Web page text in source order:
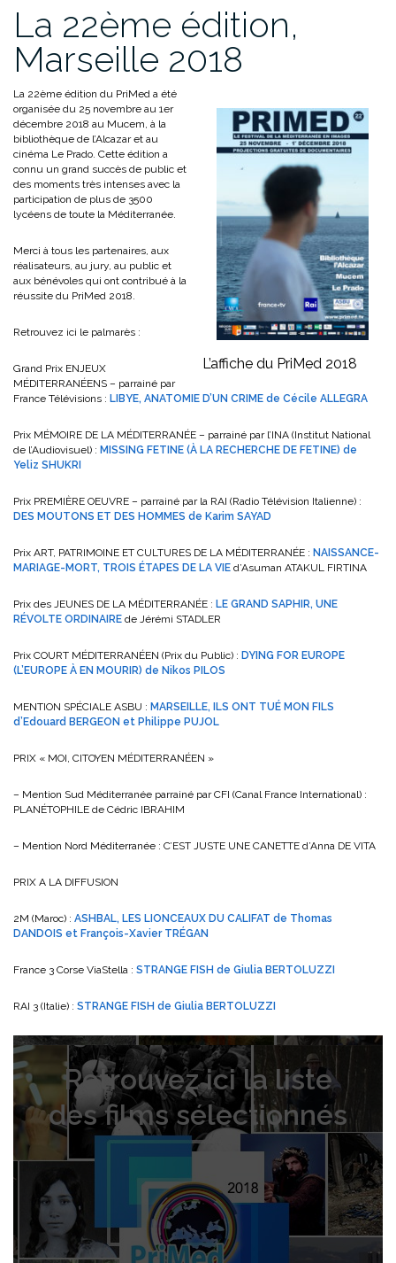
La 22ème édition,
Marseille 2018
L’affiche du PriMed 2018
La 22ème édition du PriMed a été
organisée du 25 novembre au 1er
décembre 2018 au Mucem, à la
bibliothèque de l’Alcazar et au
cinéma Le Prado. Cette édition a
connu un grand succès de public et
des moments très intenses avec la
participation de plus de 3500
lycéens de toute la Méditerranée.
Merci à tous les partenaires, aux
réalisateurs, au jury, au public et
aux bénévoles qui ont contribué à la
réussite du PriMed 2018.
Retrouvez ici le palmarès :
Grand Prix ENJEUX
MÉDITERRANÉENS – parrainé par
France Télévisions : LIBYE, ANATOMIE D’UN CRIME de Cécile ALLEGRA
Prix MÉMOIRE DE LA MÉDITERRANÉE – parrainé par l’INA (Institut National
de l’Audiovisuel) : MISSING FETINE (À LA RECHERCHE DE FETINE) de
Yeliz SHUKRI
Prix PREMIÈRE OEUVRE – parrainé par la RAI (Radio Télévision Italienne) :
DES MOUTONS ET DES HOMMES de Karim SAYAD
Prix ART, PATRIMOINE ET CULTURES DE LA MÉDITERRANÉE : NAISSANCE-
MARIAGE-MORT, TROIS ÉTAPES DE LA VIE d’Asuman ATAKUL FIRTINA
Prix des JEUNES DE LA MÉDITERRANÉE : LE GRAND SAPHIR, UNE
RÉVOLTE ORDINAIRE de Jérémi STADLER
Prix COURT MÉDITERRANÉEN (Prix du Public) : DYING FOR EUROPE
(L’EUROPE À EN MOURIR) de Nikos PILOS
MENTION SPÉCIALE ASBU : MARSEILLE, ILS ONT TUÉ MON FILS
d’Edouard BERGEON et Philippe PUJOL
PRIX « MOI, CITOYEN MÉDITERRANÉEN »
– Mention Sud Méditerranée parrainé par CFI (Canal France International) :
PLANÉTOPHILE de Cédric IBRAHIM
– Mention Nord Méditerranée : C’EST JUSTE UNE CANETTE d’Anna DE VITA
PRIX A LA DIFFUSION
2M (Maroc) : ASHBAL, LES LIONCEAUX DU CALIFAT de Thomas
DANDOIS et François-Xavier TRÉGAN
France 3 Corse ViaStella : STRANGE FISH de Giulia BERTOLUZZI
RAI 3 (Italie) : STRANGE FISH de Giulia BERTOLUZZI
Retrouvez ici la liste
des films sélectionnés